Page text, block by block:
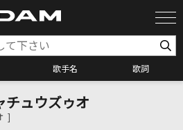
歌手名 歌詞
ラオケ検索
チュウズゥオ
]